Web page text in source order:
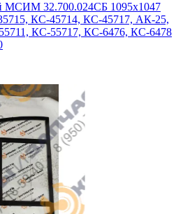
МСИМ 32.700.024СБ 1095х1047
КС-45714, КС-45717, АК-25,
КС-55717, КС-6476, КС-6478